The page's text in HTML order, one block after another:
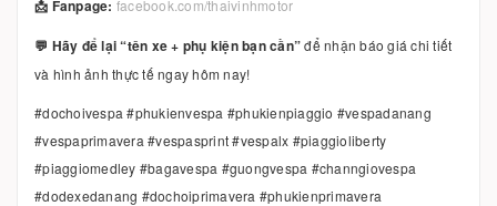
📩 Fanpage: facebook.com/thaivinhmotor
💬 Hãy để lại “tên xe + phụ kiện bạn cần”để nhận báo giá chi tiết
và hình ảnh thực tế ngay hôm nay!
#dochoivespa #phukienvespa #phukienpiaggio #vespadanang
#vespaprimavera #vespasprint #vespalx #piaggioliberty
#piaggiomedley #bagavespa #guongvespa #channgiovespa
#dodexedanang #dochoiprimavera #phukienprimavera